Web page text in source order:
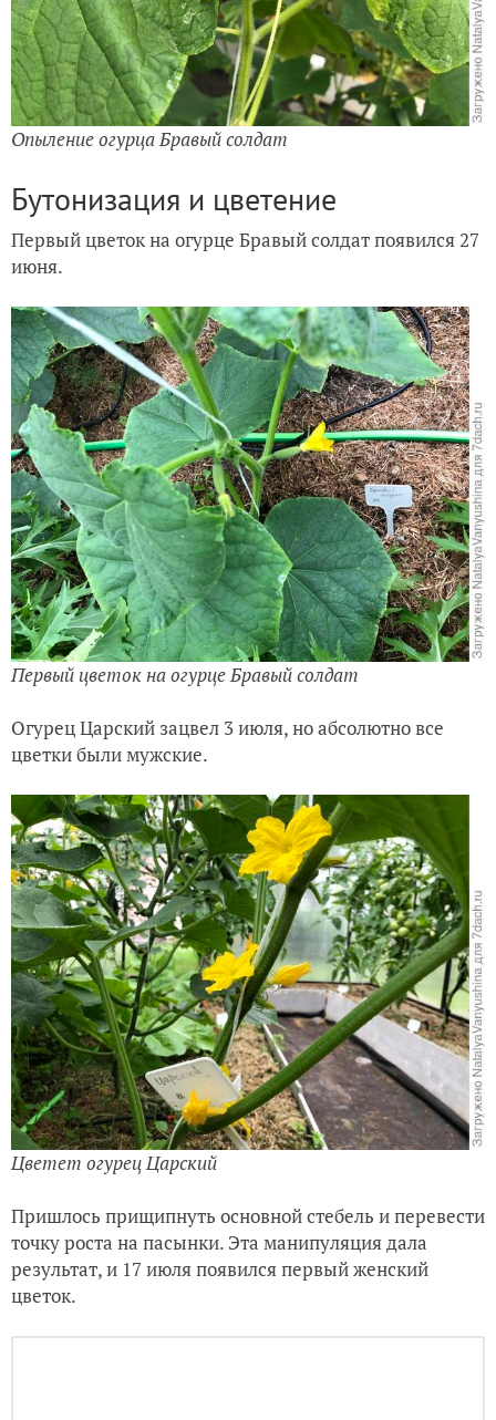
Опыление огурца Бравый солдат
Бутонизация и цветение
Первый цветок на огурце Бравый солдат появился 27
июня.
Первый цветок на огурце Бравый солдат
Огурец Царский зацвел 3 июля, но абсолютно все
цветки были мужские.
Цветет огурец Царский
Пришлось прищипнуть основной стебель и перевести
точку роста на пасынки. Эта манипуляция дала
результат, и 17 июля появился первый женский
цветок.